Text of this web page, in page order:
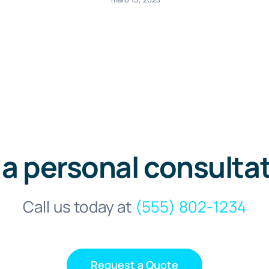
personal
Call us today at (555) 802-1234
Request a Quote